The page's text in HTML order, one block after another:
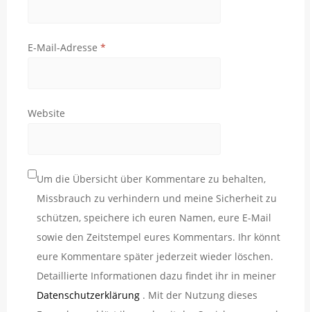
E-Mail-Adresse *
Website
Um die Übersicht über Kommentare zu behalten,
Missbrauch zu verhindern und meine Sicherheit zu
schützen, speichere ich euren Namen, eure E-Mail
sowie den Zeitstempel eures Kommentars. Ihr könnt
eure Kommentare später jederzeit wieder löschen.
Detaillierte Informationen dazu findet ihr in meiner
Datenschutzerklärung . Mit der Nutzung dieses